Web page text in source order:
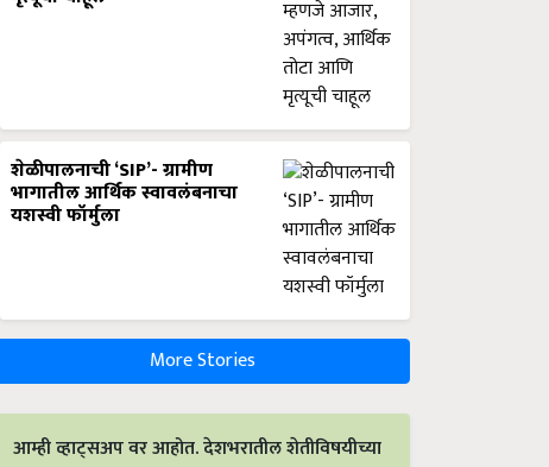
शेळीपालनाची ‘SIP’- ग्रामीण
भागातील आर्थिक स्वावलंबनाचा
यशस्वी फॉर्मुला
More Stories
आम्ही व्हाट्सअप वर आहोत. देशभरातील शेतीविषयीच्या